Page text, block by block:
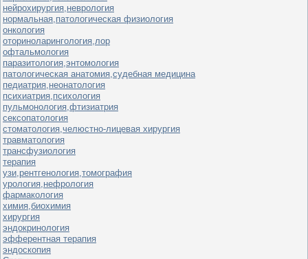
нейрохирургия,неврология
нормальная,патологическая физиология
онкология
оториноларингология,лор
офтальмология
паразитология,энтомология
патологическая анатомия,судебная медицина
педиатрия,неонатология
психиатрия,психология
пульмонология,фтизиатрия
сексопатология
стоматология,челюстно-лицевая хирургия
травматология
трансфузиология
терапия
узи,рентгенология,томография
урология,нефрология
фармакология
химия,биохимия
хирургия
эндокринология
эфферентная терапия
эндоскопия